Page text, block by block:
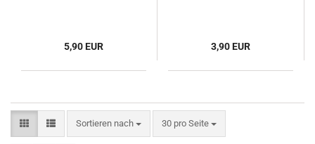
5,90 EUR 3,90 EUR
Sortieren nach
Sortieren nach 30 pro Seite
pro Seite